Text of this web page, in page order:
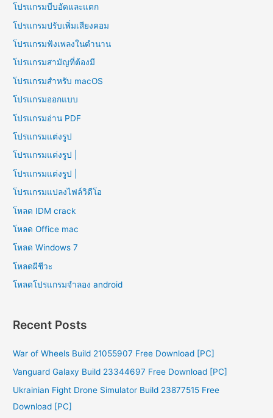
โปรแกรมบีบอัดและแตก
โปรแกรมปรับเพิ่มเสียงคอม
โปรแกรมฟังเพลงในตำนาน
โปรแกรมสามัญที่ต้องมี
โปรแกรมสำหรับ macOS
โปรแกรมออกแบบ
โปรแกรมอ่าน PDF
โปรแกรมแต่งรูป
โปรแกรมแต่งรูป |
โปรแกรมแต่งรูป |
โปรแกรมแปลงไฟล์วิดีโอ
โหลด IDM crack
โหลด Office mac
โหลด Windows 7
โหลดผีชีวะ
โหลดโปรแกรมจําลอง android
Recent Posts
War of Wheels Build 21055907 Free Download [PC]
Vanguard Galaxy Build 23344697 Free Download [PC]
Ukrainian Fight Drone Simulator Build 23877515 Free
Download [PC]